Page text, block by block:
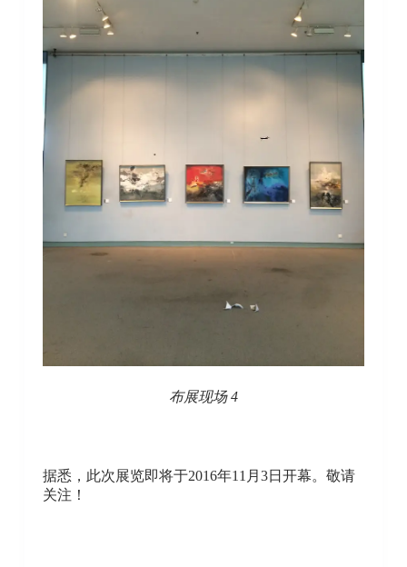
布展现场 4
据悉，此次展览即将于2016年11月3日开幕。敬请
关注！